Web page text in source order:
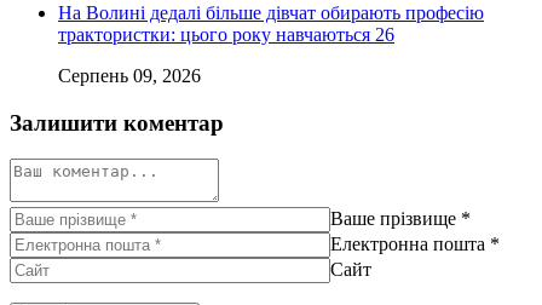
На Волині дедалі більше дівчат обирають професію
трактористки: цього року навчаються 26
Серпень 09, 2026
Залишити коментар
Ваше прізвище *
Електронна пошта *
Сайт